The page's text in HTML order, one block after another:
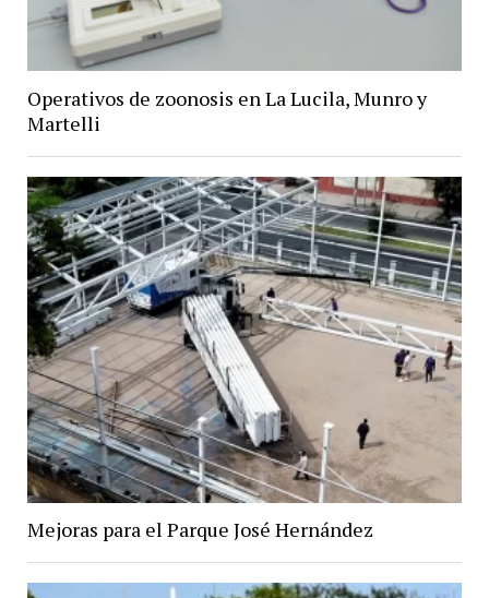
Operativos de zoonosis en La Lucila, Munro y
Martelli
Mejoras para el Parque José Hernández